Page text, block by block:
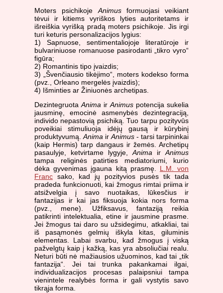
Moters psichikoje Animusformuojasi veikiant
tėvui ir kitiems vyriškos lyties autoritetams ir
išreiškia vyrišką pradą moters psichikoje. Jis irgi
turi keturis personalizacijos lygius:
1) Sapnuose, sentimentaliojoje literatūroje ir
bulvariniuose romanuose pasirodanti „tikro vyro“
figūra;
2) Romantinis tipo įvaizdis;
3) „Švenčiausio tikėjimo“, moters kodekso forma
(pvz., Orleano mergelės įvaizdis);
4) Išminties ar Žiniuonės archetipas.
DezintegruotaAnima irAnimus potencija sukelia
jausminę, emocinė asmenybės dezintegraciją,
individo nepastovią psichiką. Tuo tarpu pozityvūs
poveikiai stimuliuoja idėjų gausą ir kūrybinį
produktyvumą.Anima irAnimus - tarsi tarpininkai
(kaip Hermis) tarp dangaus ir žemės. Archetipų
pasaulyje, ketvirtame lygyje,Anima irAnimus
tampa religinės patirties mediatoriumi, kurio
dėka gyvenimas įgauna kitą prasmę. L.M. von
Franc sako, kad jų pozityvios pusės tik tada
pradeda funkcionuoti, kai žmogus rimtai priima ir
atsižvelgia į savo nuotaikas, lūkesčius ir
fantazijas ir kai jas fiksuoja kokia nors forma
(pvz., mene). Užfiksavus, fantaziją reikia
patikrinti intelektualia, etine ir jausmine prasme.
Jei žmogus tai daro su užsidegimu, atkakliai, tai
iš pasąmonės gelmių iškyla kitas, giluminis
elementas. Labai svarbu, kad žmogus į viską
pažvelgtų kaip į kažką, kas yra absoliučiai realu.
Neturi būti nė mažiausios užuominos, kad tai „tik
fantazija“. Jei tai trunka pakankamai ilgai,
individualizacijos procesas palaipsniui tampa
vienintele realybės forma ir gali vystytis savo
tikrąja forma.